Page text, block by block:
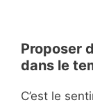
Proposer
dans le
C’est le